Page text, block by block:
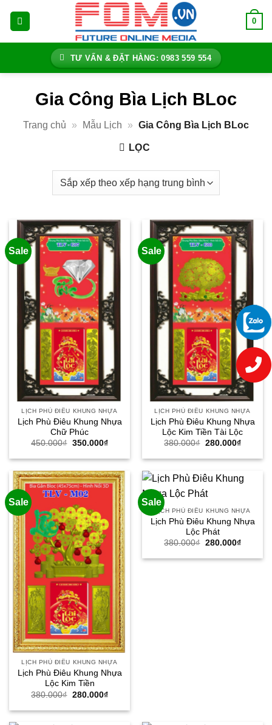
0
TƯ VẤN & ĐẶT HÀNG: 0983 559 554
Gia Công Bìa Lịch BLoc
Trang chủ » Mẫu Lịch » Gia Công Bìa Lịch BLoc
LỌC
Sale
LỊCH PHÙ ĐIÊU KHUNG NHỰA
Lịch Phù Điêu Khung Nhựa
Chữ Phúc
450.000₫ Giá
là:
350.000₫Giá
tại
350.000₫.
Sale
LỊCH PHÙ ĐIÊU KHUNG NHỰA
Lịch Phù Điêu Khung Nhựa
Lộc Kim Tiền Tài Lộc
380.000₫ Giá
là:
280.000₫Giá
tại
Sale
LỊCH PHÙ ĐIÊU KHUNG NHỰA
Lịch Phù Điêu Khung Nhựa
Lộc Kim Tiền
380.000₫ Giá
là:
280.000₫Giá
tại
Sale
LỊCH PHÙ ĐIÊU KHUNG NHỰA
Lịch Phù Điêu Khung Nhựa
Lộc Phát
380.000₫ Giá
là:
280.000₫Giá
tại